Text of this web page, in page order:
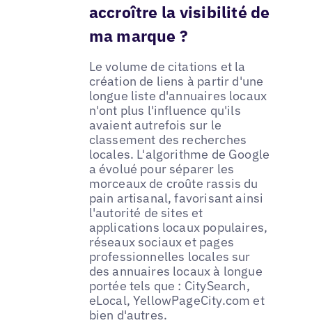
accroître la visibilité de
ma marque ?
Le volume de citations et la
création de liens à partir d'une
longue liste d'annuaires locaux
n'ont plus l'influence qu'ils
avaient autrefois sur le
classement des recherches
locales. L'algorithme de Google
a évolué pour séparer les
morceaux de croûte rassis du
pain artisanal, favorisant ainsi
l'autorité de sites et
applications locaux populaires,
réseaux sociaux et pages
professionnelles locales sur
des annuaires locaux à longue
portée tels que : CitySearch,
eLocal, YellowPageCity.com et
bien d'autres.